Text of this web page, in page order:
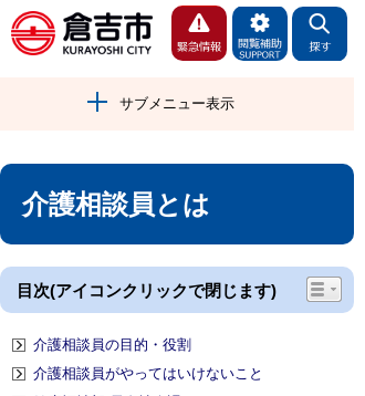
サブメニュー表示
介護相談員とは
目次(アイコンクリックで閉じます)
介護相談員の目的・役割
介護相談員がやってはいけないこと